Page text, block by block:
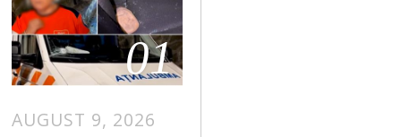
01
AUGUST 9, 2026